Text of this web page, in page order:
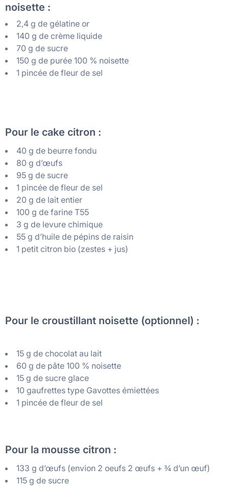
noisette :
2,4 g de gélatine or
140 g de crème liquide
70 g de sucre
150 g de purée 100 % noisette
1 pincée de fleur de sel
Pour le cake citron :
40 g de beurre fondu
80 g d’œufs
95 g de sucre
1 pincée de fleur de sel
20 g de lait entier
100 g de farine T55
3 g de levure chimique
55 g d’huile de pépins de raisin
1 petit citron bio (zestes + jus)
Pour le croustillant noisette (optionnel) :
15 g de chocolat au lait
60 g de pâte 100 % noisette
15 g de sucre glace
10 gaufrettes type Gavottes émiettées
1 pincée de fleur de sel
Pour la mousse citron :
133 g d’œufs (envion 2 oeufs 2 œufs + ¾ d’un œuf)
115 g de sucre